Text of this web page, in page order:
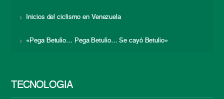
Inicios del ciclismo en Venezuela
«Pega Betulio… Pega Betulio… Se cayó Betulio»
TECNOLOGÍA